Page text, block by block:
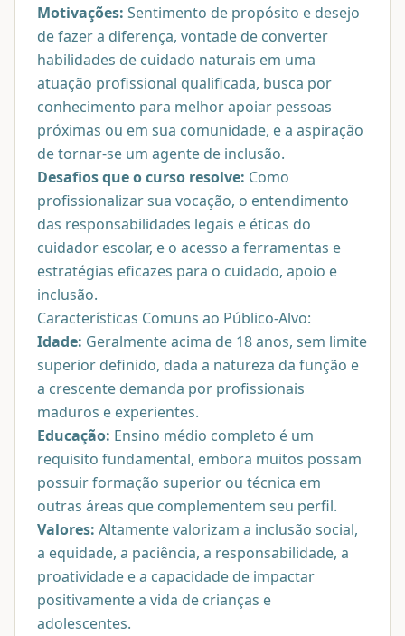
Motivações: Sentimento de propósito e desejo
de fazer a diferença, vontade de converter
habilidades de cuidado naturais em uma
atuação profissional qualificada, busca por
conhecimento para melhor apoiar pessoas
próximas ou em sua comunidade, e a aspiração
de tornar-se um agente de inclusão.
Desafios que o curso resolve: Como
profissionalizar sua vocação, o entendimento
das responsabilidades legais e éticas do
cuidador escolar, e o acesso a ferramentas e
estratégias eficazes para o cuidado, apoio e
inclusão.
Características Comuns ao Público-Alvo:
Idade: Geralmente acima de 18 anos, sem limite
superior definido, dada a natureza da função e
a crescente demanda por profissionais
maduros e experientes.
Educação: Ensino médio completo é um
requisito fundamental, embora muitos possam
possuir formação superior ou técnica em
outras áreas que complementem seu perfil.
Valores: Altamente valorizam a inclusão social,
a equidade, a paciência, a responsabilidade, a
proatividade e a capacidade de impactar
positivamente a vida de crianças e
adolescentes.